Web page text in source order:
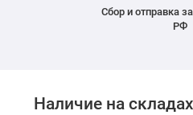
Сбор и отправка
РФ
Наличие на складах